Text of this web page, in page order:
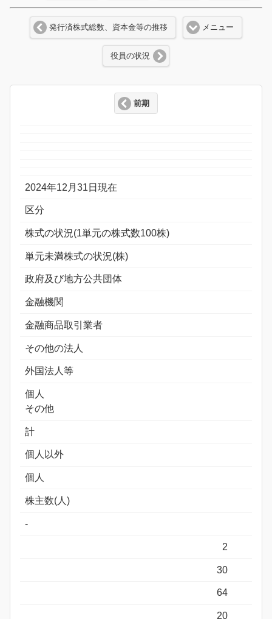
発行済株式総数、資本金等の推移 メニュー
役員の状況
前期
2024年12月31日現在
区分
株式の状況(1単元の株式数100株)
単元未満株式の状況(株)
政府及び地方公共団体
金融機関
金融商品取引業者
その他の法人
外国法人等
個人
その他
計
個人以外
個人
株主数(人)
-
2
30
64
20